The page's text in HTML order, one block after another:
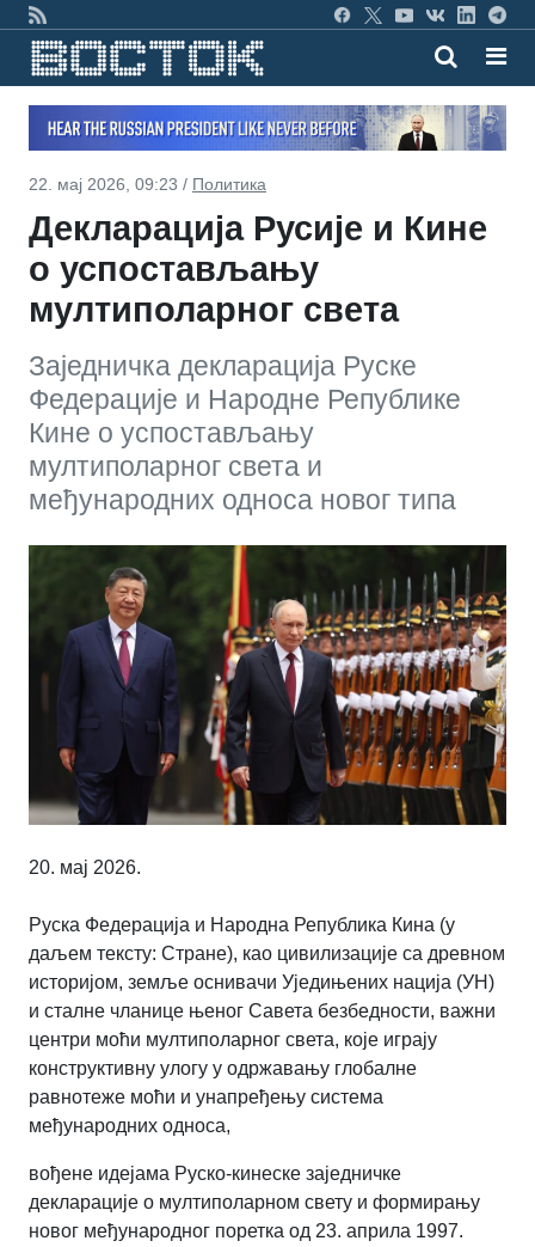
22. мај 2026, 09:23 / Политика
Декларација Русије и Кине
о успостављању
мултиполарног света
Заједничка декларација Руске
Федерације и Народне Републике
Кине о успостављању
мултиполарног света и
међународних односа новог типа
20. мај 2026.
Руска Федерација и Народна Република Кина (у
даљем тексту: Стране), као цивилизације са древном
историјом, земље оснивачи Уједињених нација (УН)
и сталне чланице њеног Савета безбедности, важни
центри моћи мултиполарног света, које играју
конструктивну улогу у одржавању глобалне
равнотеже моћи и унапређењу система
међународних односа,
вођене идејама Руско-кинеске заједничке
декларације о мултиполарном свету и формирању
новог међународног поретка од 23. априла 1997.